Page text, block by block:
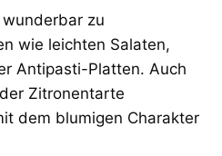
zu
wie leichten Salaten,
Antipasti-Platten. Auch
Zitronentarte
dem blumigen Charakter